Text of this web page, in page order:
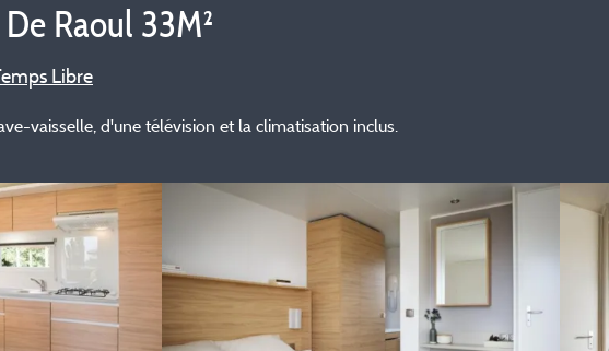
Raoul 33M²
Libre
vaisselle, d'une télévision et la climatisation inclus.